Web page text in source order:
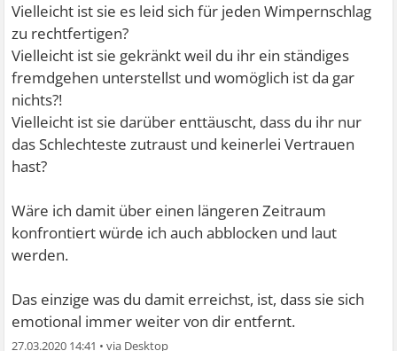
Vielleicht ist sie es leid sich für jeden Wimpernschlag
zu rechtfertigen?
Vielleicht ist sie gekränkt weil du ihr ein ständiges
fremdgehen unterstellst und womöglich ist da gar
nichts?!
Vielleicht ist sie darüber enttäuscht, dass du ihr nur
das Schlechteste zutraust und keinerlei Vertrauen
hast?
Wäre ich damit über einen längeren Zeitraum
konfrontiert würde ich auch abblocken und laut
werden.
Das einzige was du damit erreichst, ist, dass sie sich
emotional immer weiter von dir entfernt.
27.03.2020 14:41 •